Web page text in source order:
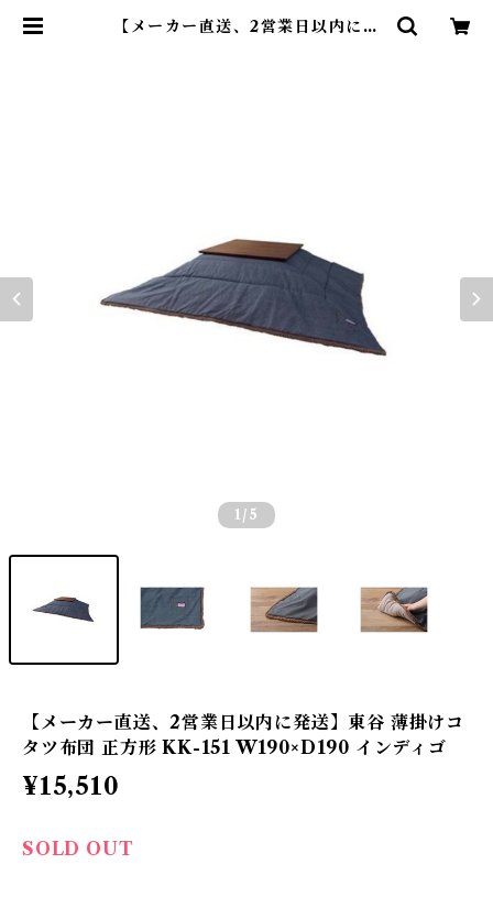
【メーカー直送、2営業日以内に発
1 /5
【メーカー直送、2営業日以内に発送】東谷 薄掛けコ
タツ布団 正方形 KK-151 W190×D190 インディゴ
¥15,510
SOLD OUT